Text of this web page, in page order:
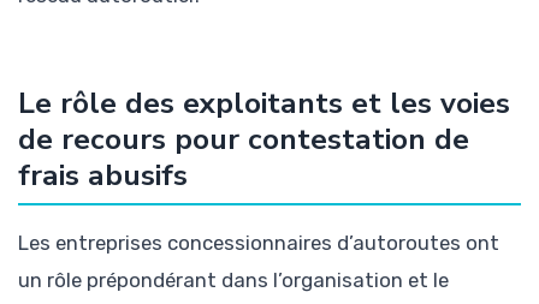
Le rôle des exploitants et les voies
de recours pour contestation de
frais abusifs
Les entreprises concessionnaires d’autoroutes ont
un rôle prépondérant dans l’organisation et le